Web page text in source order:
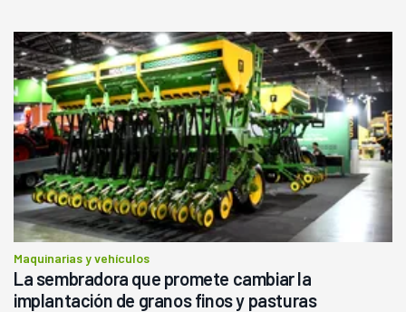
Maquinarias y vehículos
La sembradora que promete cambiar la
implantación de granos finos y pasturas